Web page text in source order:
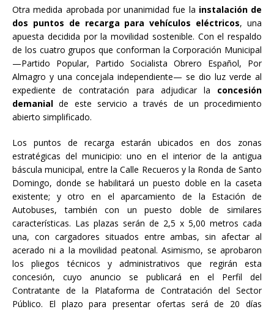
Otra medida aprobada por unanimidad fue la instalación de
dos puntos de recarga para vehículos eléctricos, una
apuesta decidida por la movilidad sostenible. Con el respaldo
de los cuatro grupos que conforman la Corporación Municipal
—Partido Popular, Partido Socialista Obrero Español, Por
Almagro y una concejala independiente— se dio luz verde al
expediente de contratación para adjudicar la concesión
demanial de este servicio a través de un procedimiento
abierto simplificado.
Los puntos de recarga estarán ubicados en dos zonas
estratégicas del municipio: uno en el interior de la antigua
báscula municipal, entre la Calle Recueros y la Ronda de Santo
Domingo, donde se habilitará un puesto doble en la caseta
existente; y otro en el aparcamiento de la Estación de
Autobuses, también con un puesto doble de similares
características. Las plazas serán de 2,5 x 5,00 metros cada
una, con cargadores situados entre ambas, sin afectar al
acerado ni a la movilidad peatonal. Asimismo, se aprobaron
los pliegos técnicos y administrativos que regirán esta
concesión, cuyo anuncio se publicará en el Perfil del
Contratante de la Plataforma de Contratación del Sector
Público. El plazo para presentar ofertas será de 20 días